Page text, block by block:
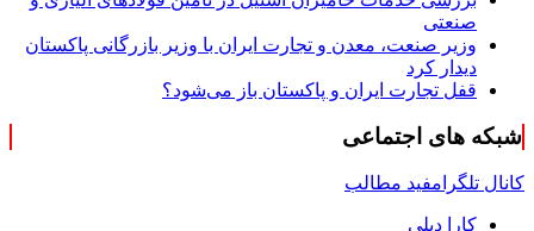
صنعتی
وزیر صنعت، معدن و تجارت ایران با وزیر بازرگانی پاکستان
دیدار کرد
قفل تجارت ایران و پاکستان باز می‌شود؟
شبکه های اجتماعی
کانال تلگرامفید مطالب
کارا دیلی